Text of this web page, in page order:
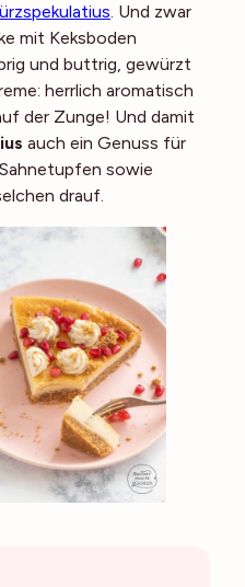
. Und zwar
mit Keksboden
und buttrig, gewürzt
herrlich aromatisch
der Zunge! Und damit
auch ein Genuss für
sowie
drauf.